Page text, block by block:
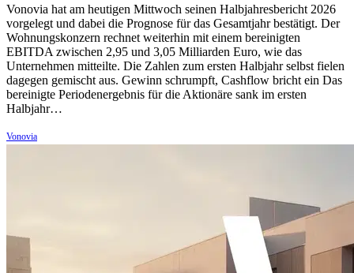
Vonovia hat am heutigen Mittwoch seinen Halbjahresbericht 2026
vorgelegt und dabei die Prognose für das Gesamtjahr bestätigt. Der
Wohnungskonzern rechnet weiterhin mit einem bereinigten
EBITDA zwischen 2,95 und 3,05 Milliarden Euro, wie das
Unternehmen mitteilte. Die Zahlen zum ersten Halbjahr selbst fielen
dagegen gemischt aus. Gewinn schrumpft, Cashflow bricht ein Das
bereinigte Periodenergebnis für die Aktionäre sank im ersten
Halbjahr…
Vonovia